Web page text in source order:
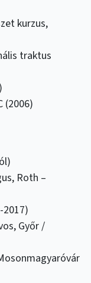
kurzus,
traktus
(2006)
Roth –
2017)
Győr /